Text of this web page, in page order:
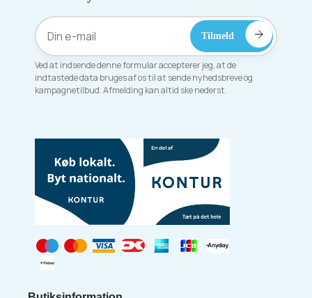
Ved at indsende denne formular accepterer jeg, at de
indtastede data bruges af os til at sende nyhedsbreve og
kampagnetilbud. Afmelding kan altid ske nederst.